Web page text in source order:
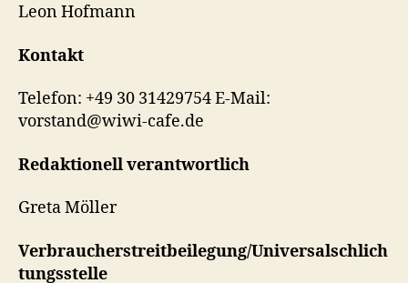
Leon Hofmann
Kontakt
Telefon: +49 30 31429754 E-Mail:
vorstand@wiwi-cafe.de
Redaktionell verantwortlich
Greta Möller
Verbraucherstreitbeilegung/Universalschlich
tungsstelle